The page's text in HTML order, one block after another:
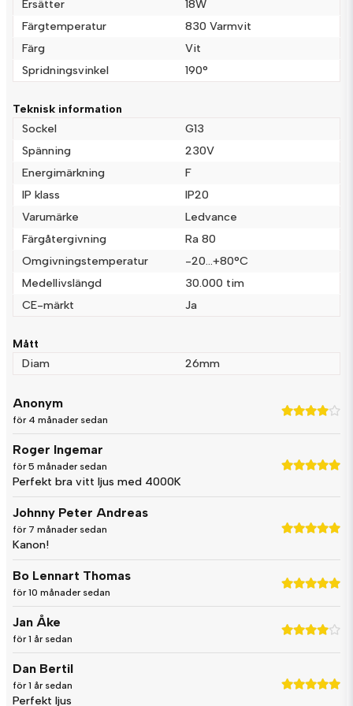
name
Namn
email
Mejladress
Ja, ni får publicera min fråga
Skicka fråga
Ersätter
18W
Färgtemperatur
830 Varmvit
Färg
Vit
Spridningsvinkel
190°
Teknisk information
Sockel
G13
Spänning
230V
Energimärkning
F
IP klass
IP20
Varumärke
Ledvance
Färgåtergivning
Ra 80
Omgivningstemperatur
-20…+80°C
Medellivslängd
30.000 tim
CE-märkt
Ja
Mått
Diam
26mm
Anonym
för 4 månader sedan
Roger Ingemar
för 5 månader sedan
Perfekt bra vitt ljus med 4000K
Johnny Peter Andreas
för 7 månader sedan
Kanon!
Bo Lennart Thomas
för 10 månader sedan
Jan Åke
för 1 år sedan
Dan Bertil
för 1 år sedan
Perfekt ljus